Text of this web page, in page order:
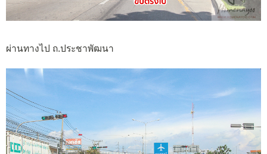
ผ่านทางไป ถ.ประชาพัฒนา